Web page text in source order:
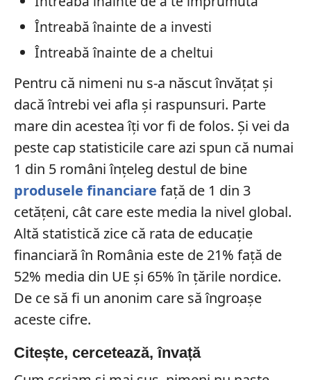
Întreabă înainte de a investi
Întreabă înainte de a cheltui
Pentru că nimeni nu s-a născut învățat și
dacă întrebi vei afla și raspunsuri. Parte
mare din acestea îți vor fi de folos. Și vei da
peste cap statisticile care azi spun că numai
1 din 5 români înțeleg destul de bine
produsele financiare faţă de 1 din 3
cetăţeni, cât care este media la nivel global.
Altă statistică zice că rata de educație
financiară în România este de 21% față de
52% media din UE și 65% în țările nordice.
De ce să fi un anonim care să îngroașe
aceste cifre.
Citește, cercetează, învață